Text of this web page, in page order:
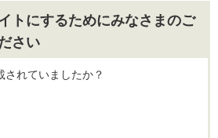
トにするためにみなさまのご
さい
されていましたか？